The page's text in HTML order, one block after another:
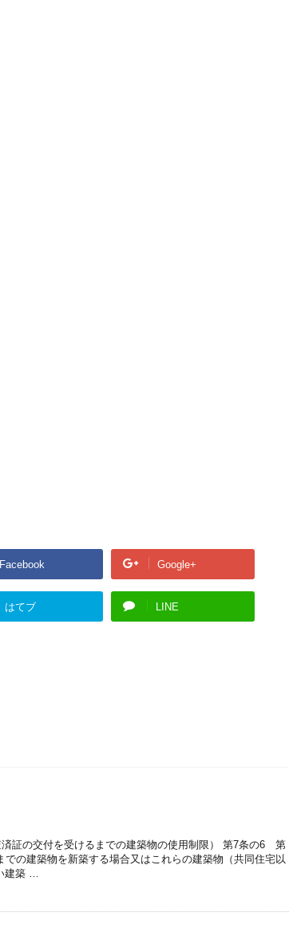
Facebook Google+
はてブ LINE
証の交付を受けるまでの建築物の使用制限） 第7条の6 第
での建築物を新築する場合又はこれらの建築物（共同住宅以
建築 …